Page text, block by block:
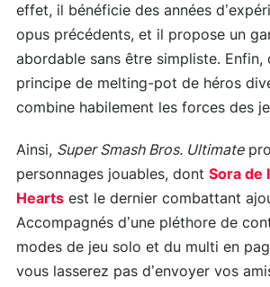
effet, il bénéficie des années
opus précédents, et il propose un
abordable sans être simpliste. Enfin,
principe de melting-pot de héros
combine habilement les forces des
Ainsi, Super Smash Bros. Ultimate
personnages jouables, dont Sora de
Hearts est le dernier combattant
Accompagnés d’une pléthore de
modes de jeu solo et du multi en
vous lasserez pas d’envoyer vos